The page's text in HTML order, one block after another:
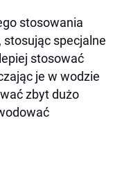
stosowania
stosując specjalne
stosować
je w wodzie
zbyt dużo